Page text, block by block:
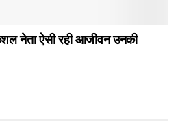
नेता ऐसी रही आजीवन उनकी